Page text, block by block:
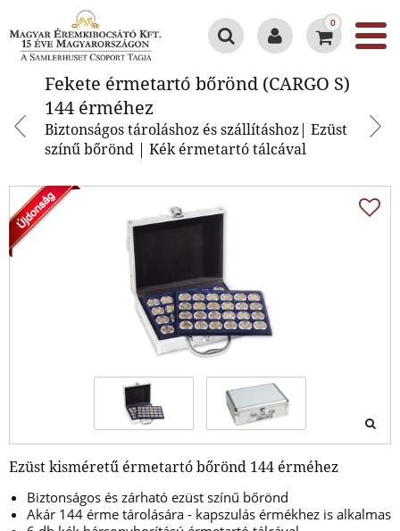
0
Fekete érmetartó bőrönd (CARGO S)
144 érméhez
Biztonságos tároláshoz és szállításhoz| Ezüst
színű bőrönd | Kék érmetartó tálcával
Ezüst kisméretű érmetartó bőrönd 144 érméhez
Biztonságos és zárható ezüst színű bőrönd
Akár 144 érme tárolására - kapszulás érmékhez is alkalmas
Fekete érmetartó bőrönd (CARGO
S) 144 érméhez